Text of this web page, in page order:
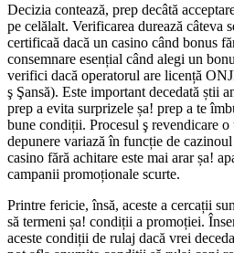
Decizia contează, prep decâtă
pe celălalt. Verificarea durează câteva
certificaă dacă un casino când bonus
consemnare esențial când alegi un
verifici dacă operatorul are licență
ş Şansă). Este important decedată știi
prep a evita surprizele șa! prep a te
bune condiții. Procesul ş revendicare
depunere variază în funcție de
casino fără achitare este mai arar șa!
campanii promoționale scurte.
Printre fericie, însă, aceste a cercații
să termeni șa! condiții a promoției.
aceste condiții de rulaj dacă vrei